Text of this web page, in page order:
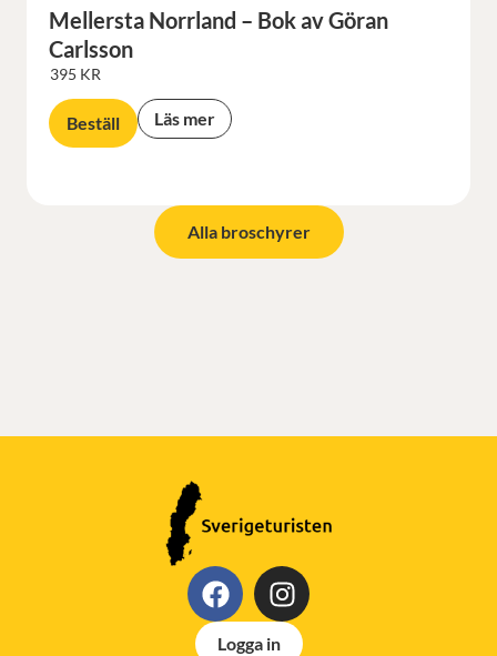
Mellersta Norrland – Bok av Göran
Carlsson
395 KR
Beställ Läs mer
Alla broschyrer
Logga in